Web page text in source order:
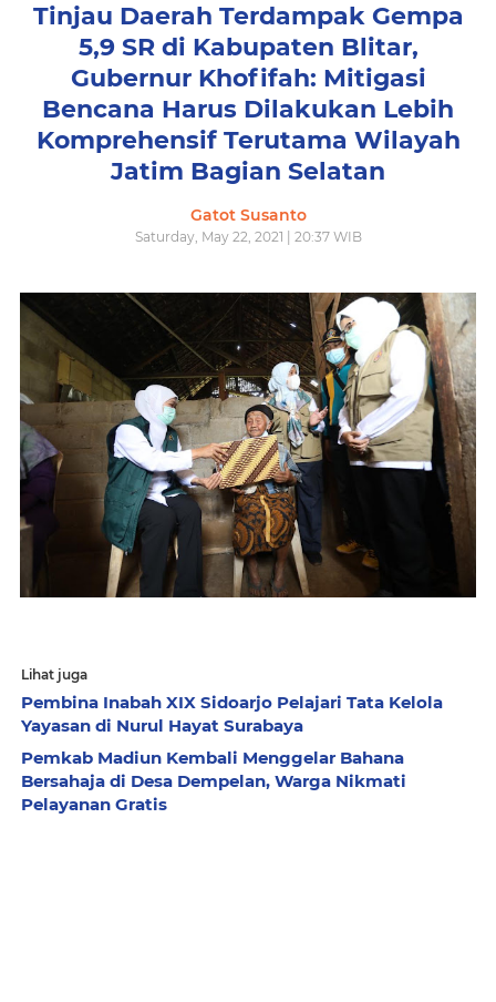
Tinjau Daerah Terdampak Gempa
5,9 SR di Kabupaten Blitar,
Gubernur Khofifah: Mitigasi
Bencana Harus Dilakukan Lebih
Komprehensif Terutama Wilayah
Jatim Bagian Selatan
Gatot Susanto
Saturday, May 22, 2021 | 20:37 WIB
Lihat juga
Pembina Inabah XIX Sidoarjo Pelajari Tata Kelola
Yayasan di Nurul Hayat Surabaya
Pemkab Madiun Kembali Menggelar Bahana
Bersahaja di Desa Dempelan, Warga Nikmati
Pelayanan Gratis